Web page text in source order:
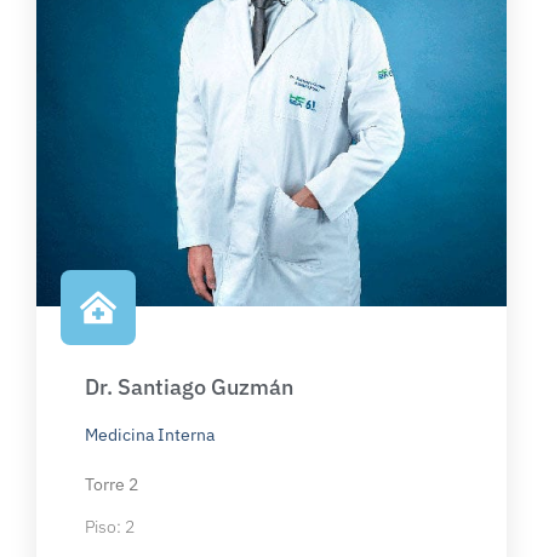
Dr. Santiago Guzmán
Medicina Interna
Torre 2
Piso: 2